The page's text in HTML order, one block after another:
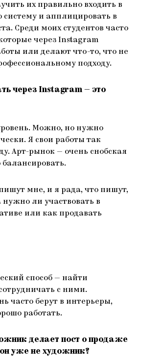
их правильно входить в
систему и апплицировать в
Среди моих студентов часто
через Instagram
или делают что-то, что не
подходу.
через Instagram — это
Можно, но нужно
Я свои работы так
Арт-рынок — очень снобская
мне, и я рада, что пишут,
ли участвовать в
или как продавать
способ — найти
с ними.
часто берут в интерьеры,
работать.
делает пост о продаже
уже не художник?